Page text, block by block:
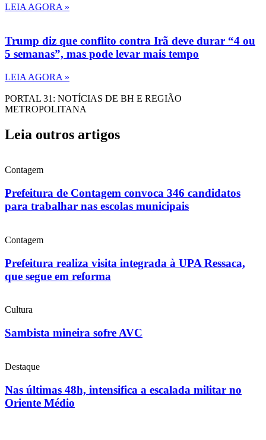
LEIA AGORA »
Trump diz que conflito contra Irã deve durar “4 ou
5 semanas”, mas pode levar mais tempo
LEIA AGORA »
PORTAL 31: NOTÍCIAS DE BH E REGIÃO
METROPOLITANA
Leia outros artigos
Contagem
Prefeitura de Contagem convoca 346 candidatos
para trabalhar nas escolas municipais
Contagem
Prefeitura realiza visita integrada à UPA Ressaca,
que segue em reforma
Cultura
Sambista mineira sofre AVC
Destaque
Nas últimas 48h, intensifica a escalada militar no
Oriente Médio